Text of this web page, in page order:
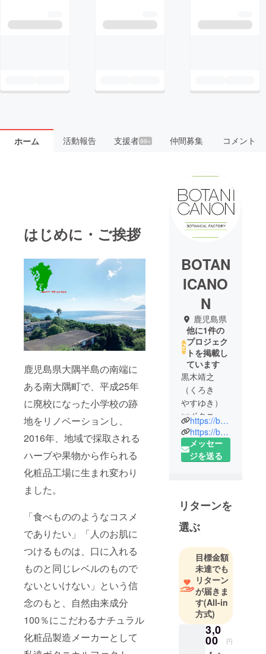
ホーム 活動報告 支援者99+ 仲間募集 コメント
はじめに・ご挨拶
鹿児島県大隅半島の南端に
ある南大隅町で、平成25年
に廃校になった小学校の跡
地をリノベーションし、
2016年、地域で採取される
ハーブや果物から作られる
化粧品工場に生まれ変わり
ました。
「食べもののようなコスメ
でありたい」「人のお肌に
つけるものは、口に入れる
ものと同じレベルのもので
ないといけない」という信
念のもと、自然由来成分
100％にこだわるナチュラル
化粧品製造メーカーとして
BOTAN
ICANO
N
鹿児島県
他に1件の
プロジェク
トを掲載し
ています
黒木靖之
（くろき
やすゆき）
㈱ボタニカ
ルファクト
リー・代
表。食品加
品企画、輸
入業を経
て、2005年
37歳のとき
に、鹿児島
県南大隅町
に手作り石
けん工場を
設立、M&A
を経て、
2016年3月か
ら現職。地
https://botanical.co.jp
https://botanicanon.com
メッセー
ジを送る
リターンを
選ぶ
目標金額
未達でも
リターン
が届きま
す(All-in
方式)
3,0
00 円